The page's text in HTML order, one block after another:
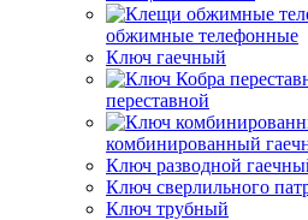
обжимные телефонные
Ключ гаечный
переставной
комбинированный
Ключ разводной
Ключ сверлильного
Ключ трубный